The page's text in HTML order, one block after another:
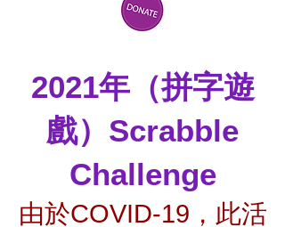
2021年（拼字遊
戲）Scrabble
Challenge
由於COVID-19，此活